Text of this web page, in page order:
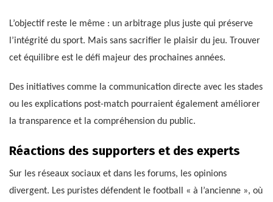
L’objectif reste le même : un arbitrage plus juste qui préserve
l’intégrité du sport. Mais sans sacrifier le plaisir du jeu. Trouver
cet équilibre est le défi majeur des prochaines années.
Des initiatives comme la communication directe avec les stades
ou les explications post-match pourraient également améliorer
la transparence et la compréhension du public.
Réactions des supporters et des experts
Sur les réseaux sociaux et dans les forums, les opinions
divergent. Les puristes défendent le football « à l’ancienne », où